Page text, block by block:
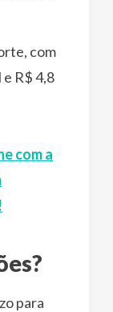
com
R$ 4,8
com a
para